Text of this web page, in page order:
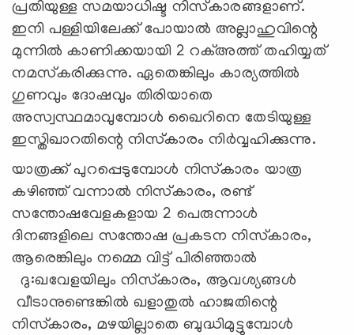
പ്രതിയുള്ള സമയാധിഷ്ട നിസ്‌കാരങ്ങളാണ്.
ഇനി പള്ളിയിലേക്ക് പോയാല്‍ അല്ലാഹുവിന്റെ
മുന്നില്‍ കാണിക്കയായി 2 റക്അത്ത് തഹിയ്യത്
നമസ്‌കരിക്കുന്നു. ഏതെങ്കിലും കാര്യത്തില്‍
ഗുണവും ദോഷവും തിരിയാതെ
അസ്വസ്ഥമാവുമ്പോള്‍ ഖൈറിനെ തേടിയുള്ള
ഇസ്തിഖാറതിന്റെ നിസ്‌കാരം നിര്‍വ്വഹിക്കുന്നു.
യാത്രക്ക് പുറപ്പെടുമ്പോള്‍ നിസ്‌കാരം യാത്ര
കഴിഞ്ഞ് വന്നാല്‍ നിസ്‌കാരം, രണ്ട്
സന്തോഷവേളകളായ 2 പെരുന്നാള്‍
ദിനങ്ങളിലെ സന്തോഷ പ്രകടന നിസ്‌കാരം,
ആരെങ്കിലും നമ്മെ വിട്ട് പിരിഞ്ഞാല്‍
ദു:ഖവേളയിലും നിസ്‌കാരം, ആവശ്യങ്ങള്‍
വീടാനുണ്ടെങ്കില്‍ ഖളാതുല്‍ ഹാജതിന്റെ
നിസ്‌കാരം, മഴയില്ലാതെ ബുദ്ധിമുട്ടുമ്പോള്‍